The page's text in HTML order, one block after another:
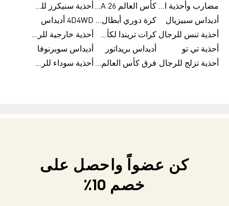
مضارب وأحذية البادل من أديداس
كأس العالم FIFA 26™
أحذية سنيكرز للرجال من أديداس
أديداس سبيزيال
كرة دوري أبطال أوروبا من أديداس 4D4WD أديداس
أحذية تنس للرجال
كرات تريندا لكأس العالم FIFA 26™
أحذية خارجية للرجال
أحذية تي تو
أديداس بريداتور
أديداس سوبرنوفا
أحذية تزلج للرجال
فرق كأس العالم FIFA 26™ أحذية سوداء للرجال
كن عضواً واحصل على
خصم 10٪